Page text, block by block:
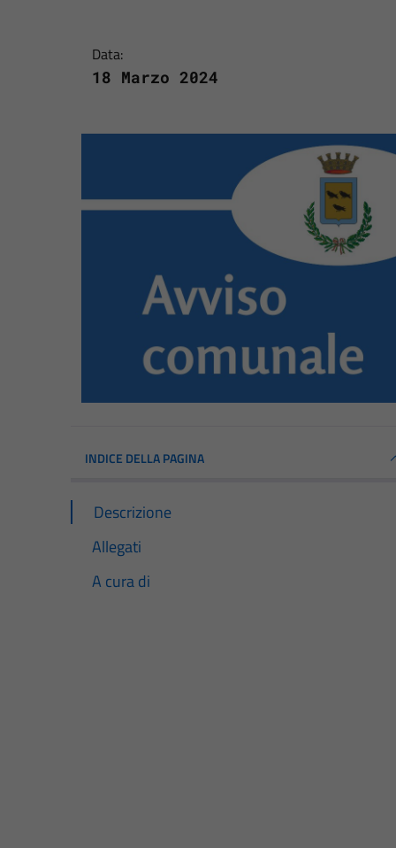
Data:
18 Marzo 2024
INDICE DELLA PAGINA
Descrizione
Allegati
A cura di